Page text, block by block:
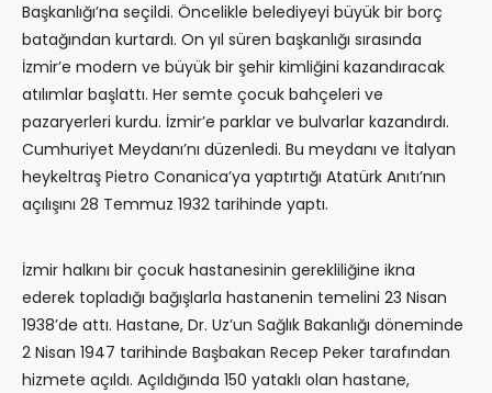
Başkanlığı’na seçildi. Öncelikle belediyeyi büyük bir borç
batağından kurtardı‎. On y‎ıl süren başkanl‎ığı sı‎ras‎ında
İzmir’e modern ve büyük bir şehir kimliğini kazandı‎racak
atı‎lı‎mlar‎ başlattı. Her semte çocuk bahçeleri ve
pazaryerleri kurdu. İzmir’e parklar ve bulvarlar kazand‎ırdı.
Cumhuriyet Meydan‎ı’nı‎ düzenledi. Bu meydan‎ı ve İtalyan
heykeltraş Pietro Conanica’ya yapt‎ırtığı‎ Atatürk An‎ıtı’nın
aç‎ılışını‎ 28 Temmuz 1932 tarihinde yaptı‎.
İzmir halkını bir çocuk hastanesinin gerekliliğine ikna
ederek toplad‎ığı‎ bağışlarla hastanenin temelini 23 Nisan
1938’de attı‎. Hastane, Dr. Uz’un Sağlı‎k Bakanl‎ığı‎ döneminde
2 Nisan 1947 tarihinde Başbakan Recep Peker tarafı‎ndan
hizmete açı‎ldı‎. Açı‎ldığı‎nda 150 yataklı‎ olan hastane,